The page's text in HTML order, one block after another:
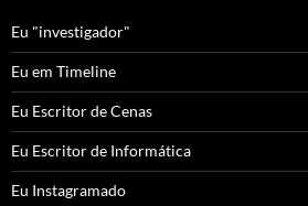
Eu "investigador"
Eu em Timeline
Eu Escritor de Cenas
Eu Escritor de Informática
Eu Instagramado